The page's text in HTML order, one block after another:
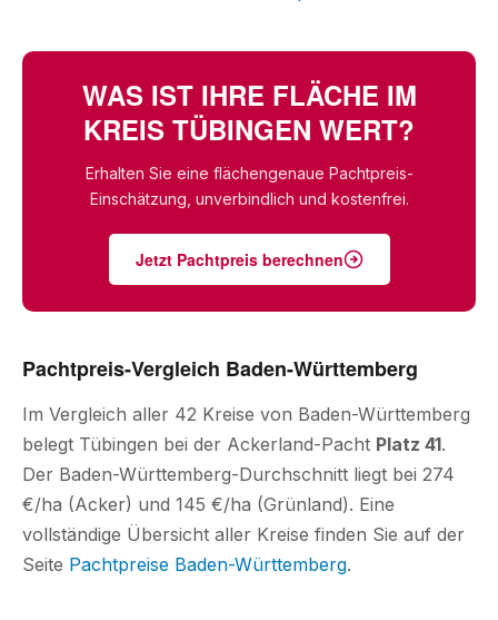
WAS IST IHRE FLÄCHE IM
KREIS TÜBINGEN WERT?
Erhalten Sie eine flächengenaue Pachtpreis-
Einschätzung, unverbindlich und kostenfrei.
Jetzt Pachtpreis berechnen
Pachtpreis-Vergleich Baden-Württemberg
Im Vergleich aller 42 Kreise von Baden-Württemberg
belegt Tübingen bei der Ackerland-Pacht Platz 41.
Der Baden-Württemberg-Durchschnitt liegt bei 274
€/ha (Acker) und 145 €/ha (Grünland). Eine
vollständige Übersicht aller Kreise finden Sie auf der
Seite Pachtpreise Baden-Württemberg.